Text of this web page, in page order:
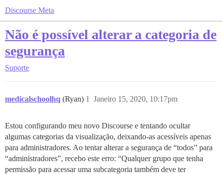
Discourse Meta
Não é possível alterar a categoria de
segurança
Suporte
medicalschoolhq (Ryan) Janeiro 15, 2020, 10:17pm
1
Estou configurando meu novo Discourse e tentando ocultar
algumas categorias da visualização, deixando-as acessíveis apenas
para administradores. Ao tentar alterar a segurança de “todos” para
“administradores”, recebo este erro: “Qualquer grupo que tenha
permissão para acessar uma subcategoria também deve ter